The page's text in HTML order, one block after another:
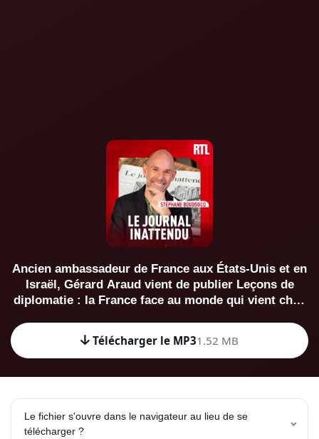
Ancien ambassadeur de France aux États-Unis et en
Israël, Gérard Araud vient de publier Leçons de
diplomatie : la France face au monde qui vient chez
Stéphane Boudsocq du 18 octobre 2025. Hébergé
par Audiomeans. Visitez audiomeans.fr/politique-
de-confidentialite pour plus d'informations.
Télécharger le MP31.52 MB
Le fichier s'ouvre dans le navigateur au lieu de se
télécharger ?